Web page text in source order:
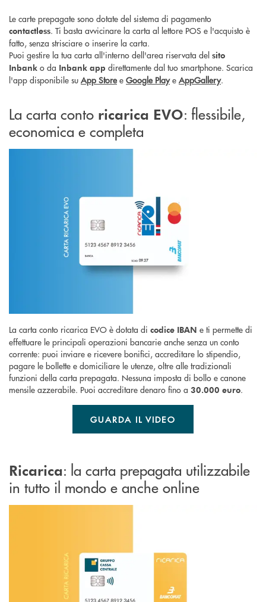
Le carte prepagate sono dotate del sistema di pagamento
contactless. Ti basta avvicinare la carta al lettore POS e l'acquisto è
fatto, senza strisciare o inserire la carta.
Puoi gestire la tua carta all'interno dell'area riservata del sito
Inbank o da Inbank app direttamente dal tuo smartphone. Scarica
l'app disponibile su App Storee Google Play e AppGallery.
La carta conto ricarica EVO: flessibile,
economica e completa
La carta conto ricarica EVO è dotata di codice IBAN e ti permette di
effettuare le principali operazioni bancarie anche senza un conto
corrente: puoi inviare e ricevere bonifici, accreditare lo stipendio,
pagare le bollette e domiciliare le utenze, oltre alle tradizionali
funzioni della carta prepagata. Nessuna imposta di bollo e canone
mensile azzerabile. Puoi accreditare denaro fino a 30.000 euro.
GUARDA IL VIDEO
Ricarica: la carta prepagata utilizzabile
in tutto il mondo e anche online